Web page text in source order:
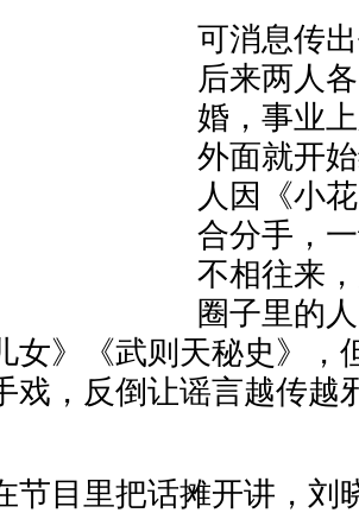
可消息传
后来两人
婚，事业
外面就开
人因《小
合分手，
不相往来
圈子里的
女》《武则天秘史》
戏，反倒让谣言越传越
节目里把话摊开讲，刘